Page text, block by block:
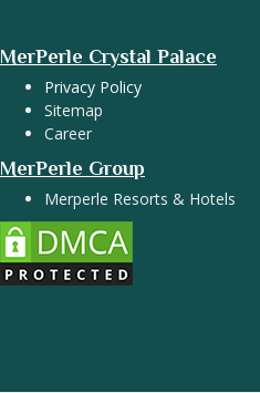
MerPerle Crystal Palace
Privacy Policy
Sitemap
Career
MerPerle Group
Merperle Resorts & Hotels